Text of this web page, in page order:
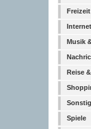
Internet
Musik
Reise
Spiele